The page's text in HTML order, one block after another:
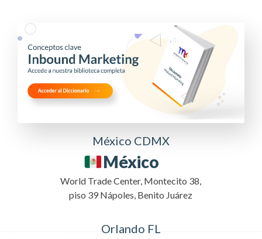
México CDMX
México
World Trade Center, Montecito 38,
piso 39 Nápoles, Benito Juárez
Orlando FL